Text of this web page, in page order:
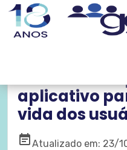
aplicativo
vida dos
event_noteAtualizado em: 23/